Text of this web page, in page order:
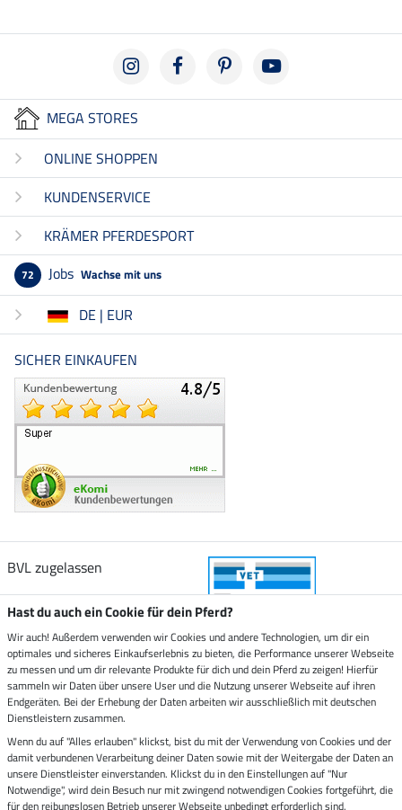
MEGA STORES
ONLINE SHOPPEN
KUNDENSERVICE
KRÄMER PFERDESPORT
72 Jobs Wachse mit uns
DE | EUR
SICHER EINKAUFEN
BVL zugelassen
Zustellung durch
Sicher bezahlen mit
Rechnung Vorkasse
Hast du auch ein Cookie für dein Pferd?
Wir auch! Außerdem verwenden wir Cookies und andere Technologien, um dir ein
optimales und sicheres Einkaufserlebnis zu bieten, die Performance unserer Webseite
zu messen und um dir relevante Produkte für dich und dein Pferd zu zeigen! Hierfür
sammeln wir Daten über unsere User und die Nutzung unserer Webseite auf ihren
Endgeräten. Bei der Erhebung der Daten arbeiten wir ausschließlich mit deutschen
Dienstleistern zusammen.
Wenn du auf "Alles erlauben" klickst, bist du mit der Verwendung von Cookies und der
damit verbundenen Verarbeitung deiner Daten sowie mit der Weitergabe der Daten an
unsere Dienstleister einverstanden. Klickst du in den Einstellungen auf "Nur
Notwendige", wird dein Besuch nur mit zwingend notwendigen Cookies fortgeführt, die
für den reibungslosen Betrieb unserer Webseite unbedingt erforderlich sind.